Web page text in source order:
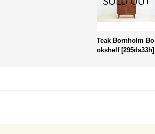
Teak Bornholm Bo
okshelf [295ds33h]